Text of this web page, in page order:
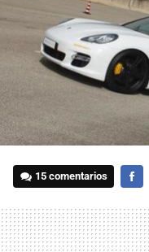
15 comentarios